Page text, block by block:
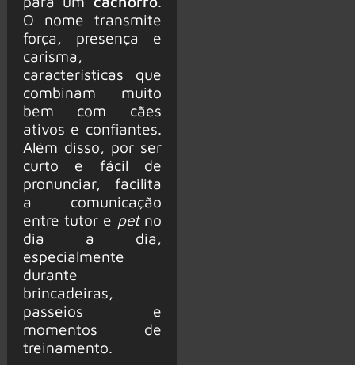
O nome transmite
força, presença e
carisma,
características que
combinam muito
bem com cães
ativos e confiantes.
Além disso, por ser
curto e fácil de
pronunciar, facilita
a comunicação
entre tutor e petno
dia a dia,
especialmente
durante
brincadeiras,
passeios e
momentos de
treinamento.